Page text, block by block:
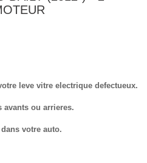
leve vitre electrique defectueux.
avants ou arrieres.
votre auto.